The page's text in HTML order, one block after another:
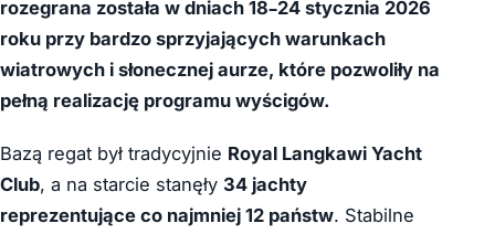
rozegrana została w dniach 18–24 stycznia 2026
roku przy bardzo sprzyjających warunkach
wiatrowych i słonecznej aurze, które pozwoliły na
pełną realizację programu wyścigów.
Bazą regat był tradycyjnie Royal Langkawi Yacht
Club, a na starcie stanęły 34 jachty
reprezentujące co najmniej 12 państw. Stabilne